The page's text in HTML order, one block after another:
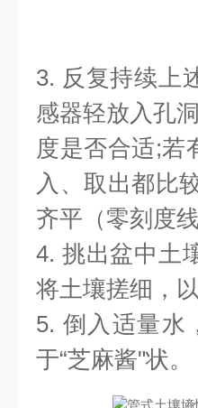
3. 反复持续上
感器轻放入孔
度是否合适;若
入、取出都比
齐平（零刻度
4. 挑出盆中土
将土壤搓细，
5. 倒入适量水
于“芝麻酱"状。